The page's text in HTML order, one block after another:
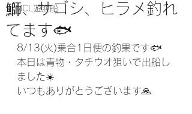
MCL遊漁船
鰤、サゴシ、ヒラメ釣れ
てます🐟️
8/13(火)乗合1日便の釣果です🐟️
本日は青物・タチウオ狙いで出船し
ました☀️
いつもありがとうございます🙏